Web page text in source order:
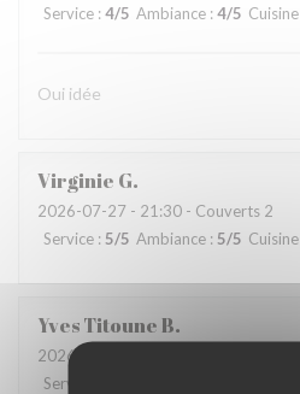
Service : 4/5 Ambiance :4/5 Cuisine
Oui idée
Virginie G
2026-07-27 - 21:30 - Couverts 2
Service : 5/5 Ambiance : 5/5 Cuisine
Yves TitouneB
2026-07-25
Service